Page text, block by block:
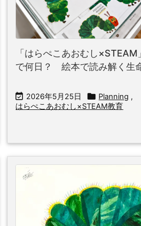
「はらぺこあおむし×STEAM
で何日？ 絵本で読み解く生
 2026年5月25日  Planning ,
はらぺこあおむし×STEAM教育